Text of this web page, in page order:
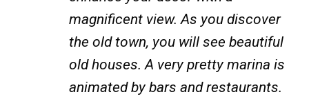
magnificent view. As you discover
the old town, you will see beautiful
old houses. A very pretty marina is
animated by bars and restaurants.